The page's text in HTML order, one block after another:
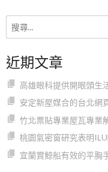
近期文章
高雄眼科提供開眼頭生
安定新屋媒合的台北網
竹北票貼專業屋瓦專業
桃園氣密窗研究表明
宜蘭賞鯨船有效的平胸